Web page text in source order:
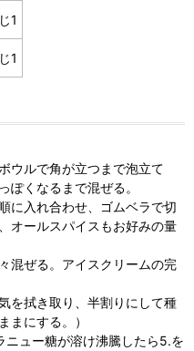
1
1
ウルで角が立つまで泡立て
ぽくなるまで混ぜる。
に入れ合わせ、ゴムベラで切
オールスパイスもお好みの量
混ぜる。アイスクリームの完
を拭き取り、半割りにして種
まにする。）
ニュー糖が溶け沸騰したら5.を